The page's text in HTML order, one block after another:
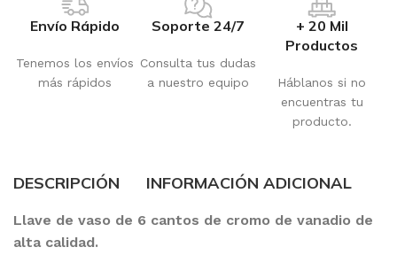
Envío Rápido
Tenemos los envíos
más rápidos
Soporte 24/7
Consulta tus dudas
a nuestro equipo
+ 20 Mil
Productos
Háblanos si no
encuentras tu
producto.
DESCRIPCIÓN INFORMACIÓN ADICIONAL
Llave de vaso de 6 cantos de cromo de vanadio de
alta calidad.